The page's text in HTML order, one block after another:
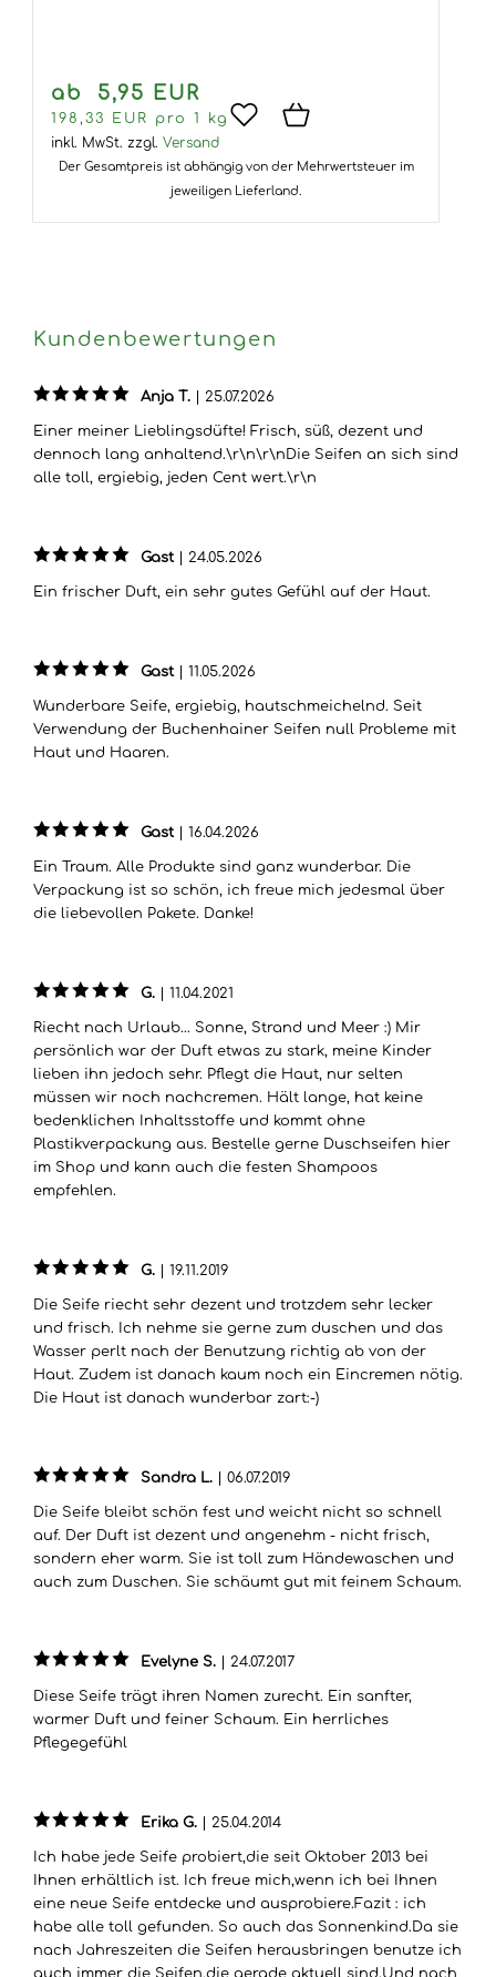
ab 5,95 EUR
198,33 EUR pro 1 kg
inkl. MwSt. zzgl. Versand
Der Gesamtpreis ist abhängig von der Mehrwertsteuer im
jeweiligen Lieferland.
Kundenbewertungen
Anja T. | 25.07.2026
Einer meiner Lieblingsdüfte! Frisch, süß, dezent und
dennoch lang anhaltend.\r\n\r\nDie Seifen an sich sind
alle toll, ergiebig, jeden Cent wert.\r\n
Gast | 24.05.2026
Ein frischer Duft, ein sehr gutes Gefühl auf der Haut.
Gast | 11.05.2026
Wunderbare Seife, ergiebig, hautschmeichelnd. Seit
Verwendung der Buchenhainer Seifen null Probleme mit
Haut und Haaren.
Gast | 16.04.2026
Ein Traum. Alle Produkte sind ganz wunderbar. Die
Verpackung ist so schön, ich freue mich jedesmal über
die liebevollen Pakete. Danke!
G. | 11.04.2021
Riecht nach Urlaub... Sonne, Strand und Meer :) Mir
persönlich war der Duft etwas zu stark, meine Kinder
lieben ihn jedoch sehr. Pflegt die Haut, nur selten
müssen wir noch nachcremen. Hält lange, hat keine
bedenklichen Inhaltsstoffe und kommt ohne
Plastikverpackung aus. Bestelle gerne Duschseifen hier
im Shop und kann auch die festen Shampoos
empfehlen.
G. | 19.11.2019
Die Seife riecht sehr dezent und trotzdem sehr lecker
und frisch. Ich nehme sie gerne zum duschen und das
Wasser perlt nach der Benutzung richtig ab von der
Haut. Zudem ist danach kaum noch ein Eincremen nötig.
Die Haut ist danach wunderbar zart:-)
Sandra L. | 06.07.2019
Die Seife bleibt schön fest und weicht nicht so schnell
auf. Der Duft ist dezent und angenehm - nicht frisch,
sondern eher warm. Sie ist toll zum Händewaschen und
auch zum Duschen. Sie schäumt gut mit feinem Schaum.
Evelyne S. | 24.07.2017
Diese Seife trägt ihren Namen zurecht. Ein sanfter,
warmer Duft und feiner Schaum. Ein herrliches
Pflegegefühl
Erika G. | 25.04.2014
Ich habe jede Seife probiert,die seit Oktober 2013 bei
Ihnen erhältlich ist. Ich freue mich,wenn ich bei Ihnen
eine neue Seife entdecke und ausprobiere.Fazit : ich
habe alle toll gefunden. So auch das Sonnenkind.Da sie
nach Jahreszeiten die Seifen herausbringen benutze ich
auch immer die Seifen,die gerade aktuell sind.Und nach